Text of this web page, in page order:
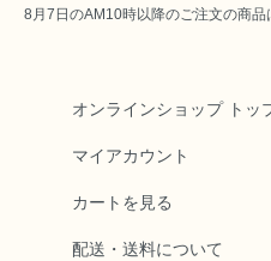
8月7日のAM10時以降のご注文の商品
オンラインショップ トッ
マイアカウント
カートを見る
配送・送料について